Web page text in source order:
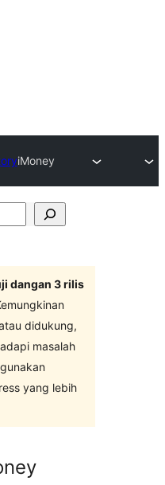
iMoney
dangan 3 rilis
didukung,
masalah
yang lebih